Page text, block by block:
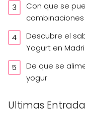
Con que se
Descubre el
Yogurt en
De que se
yogur
Ultimas